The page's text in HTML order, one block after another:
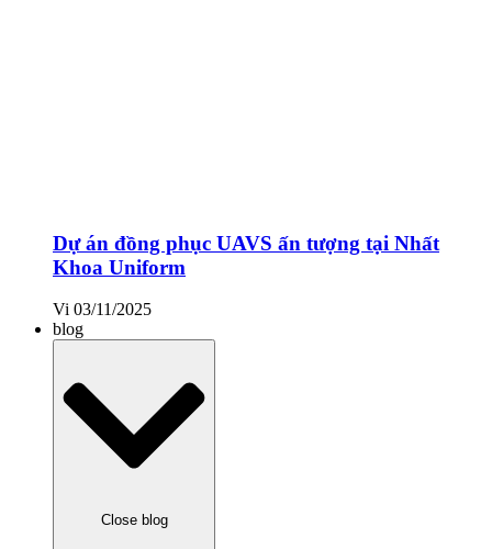
Dự án đồng phục UAVS ấn tượng tại Nhất
Khoa Uniform
Vi 03/11/2025
blog
Close blog